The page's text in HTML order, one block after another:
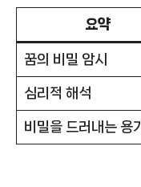
요약
꿈의 비밀 암시
심리적 해석
비밀을 드러내는 용기